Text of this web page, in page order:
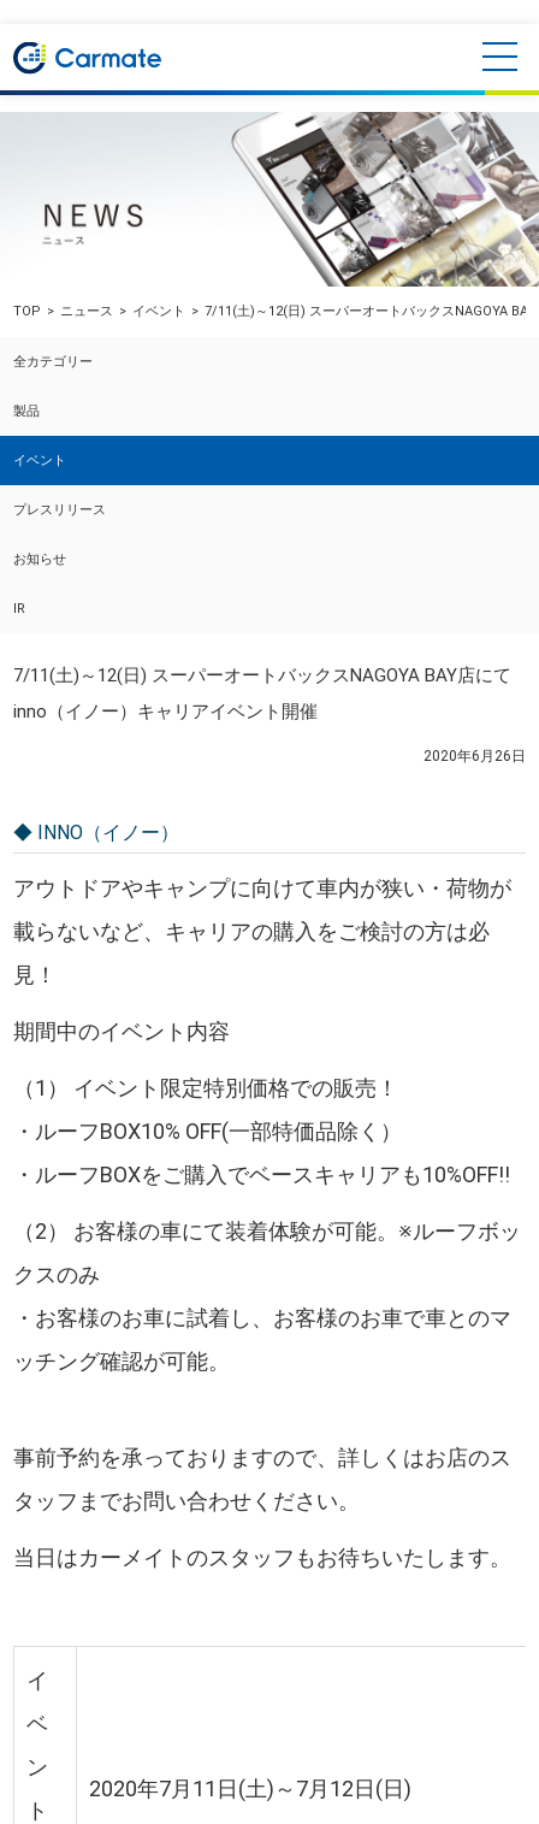
TOP ニュース イベント 7/11(土)～12(日) スーパーオートバックスNAGOYA
全カテゴリー
製品
イベント
プレスリリース
お知らせ
IR
7/11(土)～12(日) スーパーオートバックスNAGOYA BAY店にて
inno（イノー）キャリアイベント開催
2020年6月26日
◆ INNO（イノー）
アウトドアやキャンプに向けて車内が狭い・荷物が
載らないなど、キャリアの購入をご検討の方は必
見！
期間中のイベント内容
（1） イベント限定特別価格での販売！
・ルーフBOX10% OFF(一部特価品除く）
・ルーフBOXをご購入でベースキャリアも10%OFF!!
（2） お客様の車にて装着体験が可能。※ルーフボッ
クスのみ
・お客様のお車に試着し、お客様のお車で車とのマ
ッチング確認が可能。
事前予約を承っておりますので、詳しくはお店のス
タッフまでお問い合わせください。
当日はカーメイトのスタッフもお待ちいたします。
イ
ベ
ン
ト
2020年7月11日(土)～7月12日(日)